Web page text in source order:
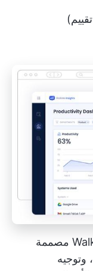
أدوات إدارة التغيير WalkMe مصممة
وتوجيه